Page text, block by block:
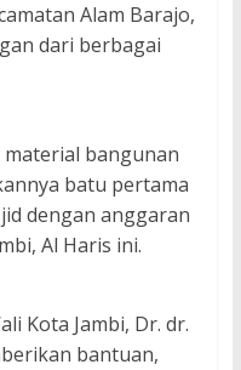
Alam Barajo,
dari berbagai
bangunan
batu pertama
dengan anggaran
Al Haris ini.
Kota Jambi, Dr. dr.
bantuan,